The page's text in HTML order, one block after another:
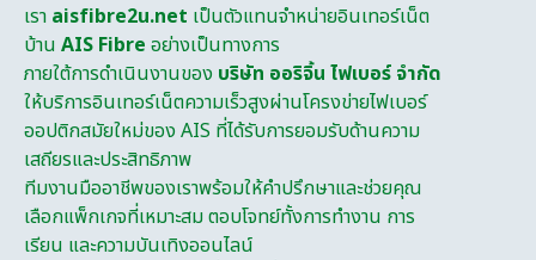
เรา aisfibre2u.net เป็นตัวแทนจำหน่ายอินเทอร์เน็ต
บ้าน AIS Fibre อย่างเป็นทางการ
ภายใต้การดำเนินงานของ บริษัท ออริจิ้น ไฟเบอร์ จำกัด
ให้บริการอินเทอร์เน็ตความเร็วสูงผ่านโครงข่ายไฟเบอร์
ออปติกสมัยใหม่ของ AIS ที่ได้รับการยอมรับด้านความ
เสถียรและประสิทธิภาพ
ทีมงานมืออาชีพของเราพร้อมให้คำปรึกษาและช่วยคุณ
เลือกแพ็กเกจที่เหมาะสม ตอบโจทย์ทั้งการทำงาน การ
เรียน และความบันเทิงออนไลน์